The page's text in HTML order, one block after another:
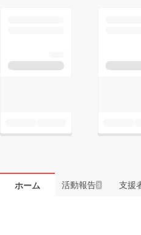
ホーム 活動報告3 支援